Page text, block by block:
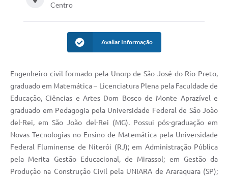
Centro
Avaliar Informação
Engenheiro civil formado pela Unorp de São José do Rio Preto,
graduado em Matemática – Licenciatura Plena pela Faculdade de
Educação, Ciências e Artes Dom Bosco de Monte Aprazível e
graduado em Pedagogia pela Universidade Federal de São João
del-Rei, em São João del-Rei (MG). Possui pós-graduação em
Novas Tecnologias no Ensino de Matemática pela Universidade
Federal Fluminense de Niterói (RJ); em Administração Pública
pela Merita Gestão Educacional, de Mirassol; em Gestão da
Produção na Construção Civil pela UNIARA de Araraquara (SP);